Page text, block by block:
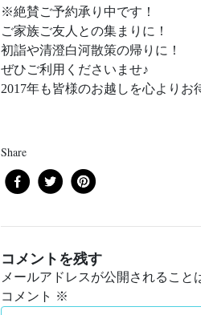
※絶賛ご予約承り中です！
ご家族ご友人との集まりに！
初詣や清澄白河散策の帰りに！
ぜひご利用くださいませ♪
2017年も皆様のお越しを心よりお
Share
コメントを残す
メールアドレスが公開されること
コメント ※